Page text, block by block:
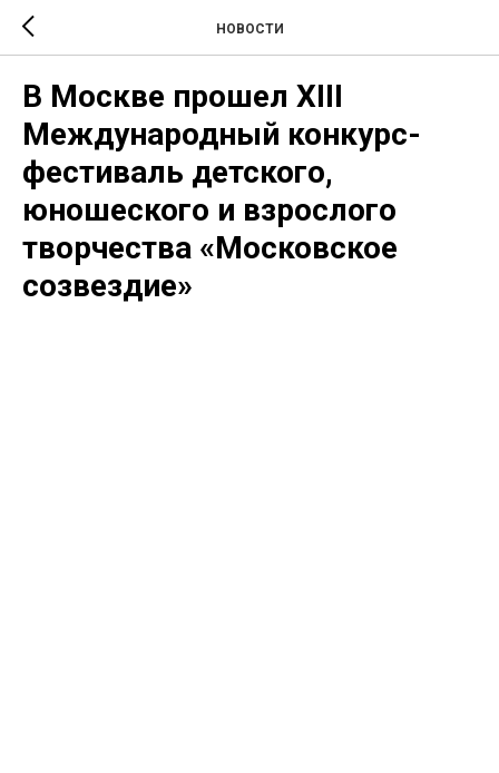
НОВОСТИ
В Москве прошел XIII
Международный конкурс-
фестиваль детского,
юношеского и взрослого
творчества «Московское
созвездие»